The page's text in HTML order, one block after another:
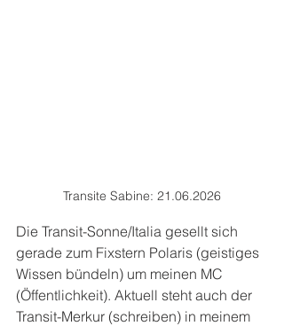
Transite Sabine: 21.06.2026
Die Transit-Sonne/Italia gesellt sich
gerade zum Fixstern Polaris (geistiges
Wissen bündeln) um meinen MC
(Öffentlichkeit). Aktuell steht auch der
Transit-Merkur (schreiben) in meinem